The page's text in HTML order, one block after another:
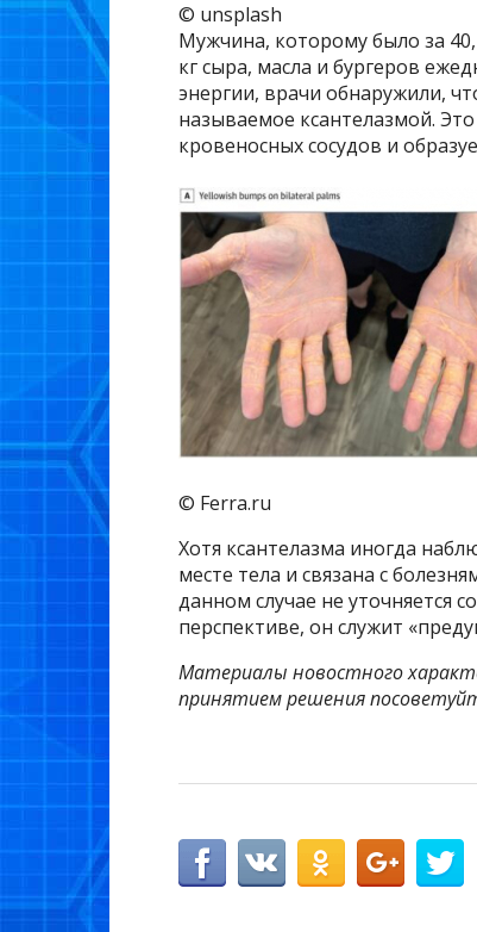
© unsplash
Мужчина, которому было за
кг сыра, масла и бургеров
энергии, врачи обнаружили,
называемое ксантелазмой.
кровеносных сосудов и
© Ferra.ru
Хотя ксантелазма иногда
месте тела и связана с
данном случае не уточняется
перспективе, он служит
Материалы новостного
принятием решения